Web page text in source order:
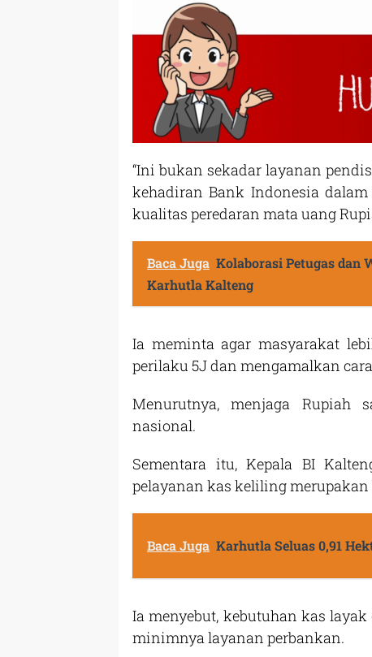
“Ini bukan sekadar layanan
kehadiran Bank Indonesia
kualitas peredaran mata uang
Baca Juga Kolaborasi Petugas dan
Karhutla Kalteng
Ia meminta agar masyarakat
perilaku 5J dan mengamalkan
Menurutnya, menjaga Rupiah
nasional.
Sementara itu, Kepala BI
pelayanan kas keliling
Baca Juga Karhutla Seluas 0,91
Ia menyebut, kebutuhan kas
minimnya layanan perbankan.